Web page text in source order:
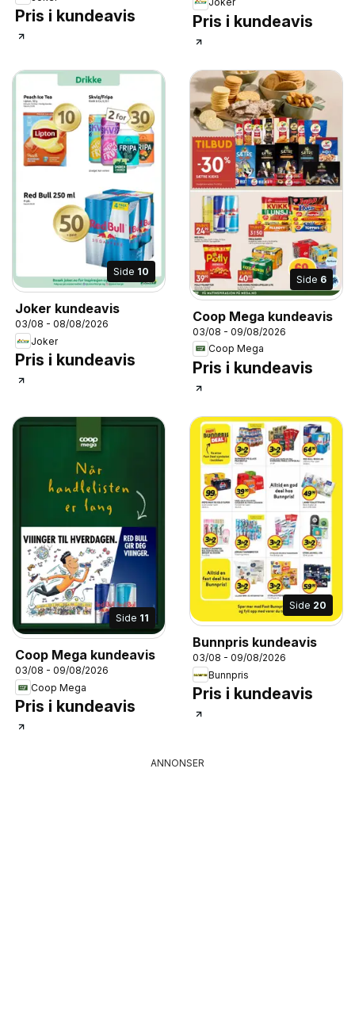
Pris i kundeavis Pris i kundeavis
Side 10
Joker kundeavis
03/08 - 08/08/2026
Joker
Pris i kundeavis
Side 6
Coop Mega kundeavis
03/08 - 09/08/2026
Coop Mega
Pris i kundeavis
Side 11
Coop Mega kundeavis
03/08 - 09/08/2026
Coop Mega
Pris i kundeavis
Side 20
Bunnpris kundeavis
03/08 - 09/08/2026
Bunnpris
Pris i kundeavis
ANNONSER